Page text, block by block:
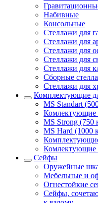
Набивные
Консольные
Стеллажи для
Стеллажи для
Стеллажи для
Стеллажи для
Стеллажи для
Сборные
Стеллажи для
Комплектующие
MS Standart
Комлектующие
MS Strong (750
MS Hard (1000
Комлектующие
Сейфы
Оружейные
Мебельные и
Огнестойкие
Сейфы,